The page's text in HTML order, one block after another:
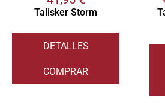
Talisker Storm
DETALLES
COMPRAR